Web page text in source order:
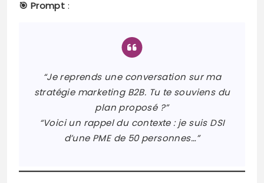
🎯 Prompt :
“Je reprends une conversation sur ma
stratégie marketing B2B. Tu te souviens du
plan proposé ?”
“Voici un rappel du contexte : je suis DSI
d’une PME de 50 personnes…”